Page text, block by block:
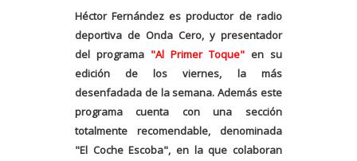
Héctor Fernández es productor de radio
deportiva de Onda Cero, y presentador
del programa "Al Primer Toque" en su
edición de los viernes, la más
desenfadada de la semana. Además este
programa cuenta con una sección
totalmente recomendable, denominada
"El Coche Escoba", en la que colaboran